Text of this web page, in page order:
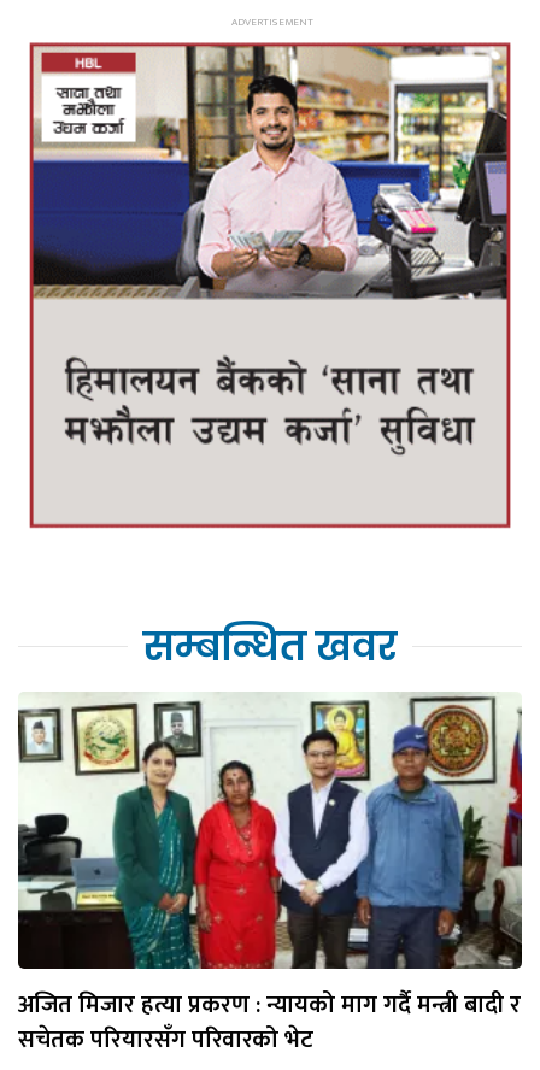
सम्बन्धित खवर
अजित मिजार हत्या प्रकरण : न्यायको माग गर्दै मन्त्री बादी र
सचेतक परियारसँग परिवारको भेट